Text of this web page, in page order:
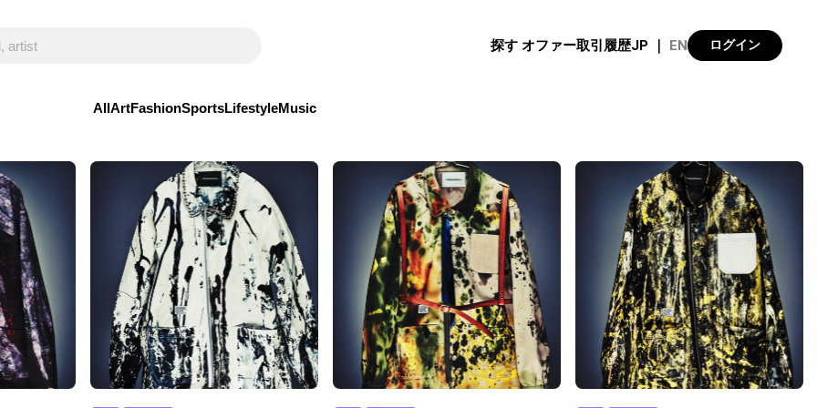
探す オファー取引履歴JP ｜ EN ログイン
AllArtFashionSportsLifestyleMusic